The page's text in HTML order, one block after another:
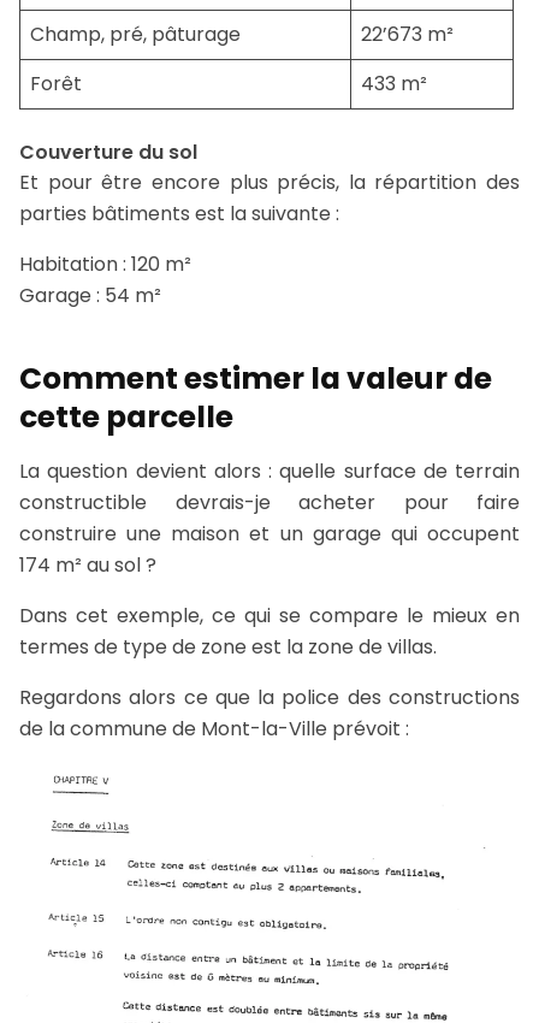
Champ, pré, pâturage
22’673 m²
Forêt
433 m²
Couverture du sol
Et pour être encore plus précis, la répartition des
parties bâtiments est la suivante :
Habitation : 120 m²
Garage : 54 m²
Comment estimer la valeur de
cette parcelle
La question devient alors : quelle surface de terrain
constructible devrais-je acheter pour faire
construire une maison et un garage qui occupent
174 m² au sol ?
Dans cet exemple, ce qui se compare le mieux en
termes de type de zone est la zone de villas.
Regardons alors ce que la police des constructions
de la commune de Mont-la-Ville prévoit :